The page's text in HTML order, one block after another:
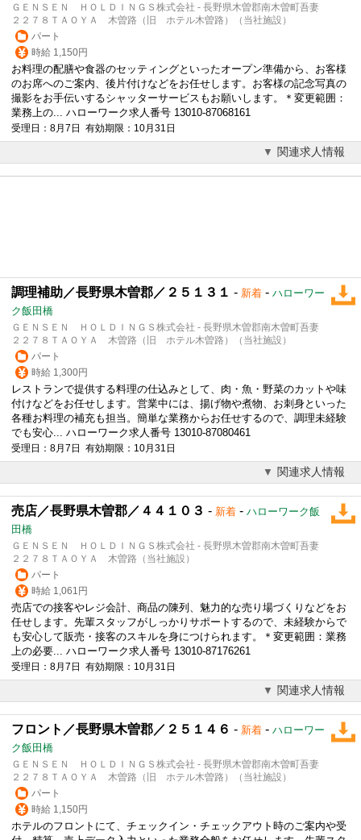
ＧＥＮＳＥＮ ＨＯＬＤＩＮＧＳ株式会社 - 長野県木曽郡南木曽町吾妻
２２７８ＴＡＯＹＡ 木曽路（旧 ホテル木曽路）（当社施設）
パート
時給 1,150円
お料理の配膳や食器のセッティングといったオープン準備から、お客様
のお席へのご案内、後片付けなどをお任せします。お客様の記念写真の
撮影をお手伝いするシャッターサービスもお願いします。＊変更範囲：
業務上の... ハローワーク求人番号 13010-87068161
受理日：8月7日 有効期限：10月31日
関連求人情報
調理補助／長野県木曽郡／２５１３１ - 新着 - ハローワー
ク飯田橋
ＧＥＮＳＥＮ ＨＯＬＤＩＮＧＳ株式会社 - 長野県木曽郡南木曽町吾妻
２２７８ＴＡＯＹＡ 木曽路（旧 ホテル木曽路）（当社施設）
パート
時給 1,300円
レストランで提供する料理の仕込みとして、肉・魚・野菜のカットや味
付けなどをお任せします。営業中には、揚げ物や煮物、お刺身といった
各種お料理の補充も担当。簡単な業務からお任せするので、調理未経験
でも安心... ハローワーク求人番号 13010-87080461
受理日：8月7日 有効期限：10月31日
関連求人情報
売店／長野県木曽郡／４４１０３ - 新着 - ハローワーク飯
田橋
ＧＥＮＳＥＮ ＨＯＬＤＩＮＧＳ株式会社 - 長野県木曽郡南木曽町吾妻
２２７８ＴＡＯＹＡ 木曽路（当社施設）
パート
時給 1,061円
売店での接客やレジ会計、商品の陳列、魅力的な売り場づくりなどをお
任せします。先輩スタッフがしっかりサポートするので、未経験からで
も安心して販売・接客のスキルを身につけられます。＊変更範囲：業務
上の必要... ハローワーク求人番号 13010-87176261
受理日：8月7日 有効期限：10月31日
関連求人情報
フロント／長野県木曽郡／２５１４６ - 新着 - ハローワー
ク飯田橋
ＧＥＮＳＥＮ ＨＯＬＤＩＮＧＳ株式会社 - 長野県木曽郡南木曽町吾妻
２２７８ＴＡＯＹＡ 木曽路（旧 ホテル木曽路）（当社施設）
パート
時給 1,150円
ホテルのフロントにて、チェックイン・チェックアウト時のご案内や受